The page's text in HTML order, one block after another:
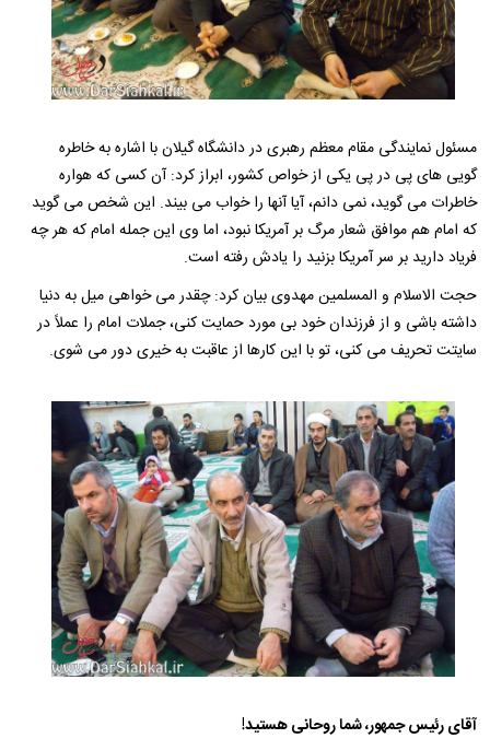
مسئول نمایندگی مقام معظم رهبری در دانشگاه گیلان با اشاره به خاطره
گویی های پی در پی یکی از خواص کشور، ابراز کرد: آن کسی که هواره
خاطرات می گوید، نمی دانم، آیا آنها را خواب می بیند. این شخص می گوید
که امام هم موافق شعار مرگ بر آمریکا نبود، اما وی این جمله امام که هر چه
فریاد دارید بر سر آمریکا بزنید را یادش رفته است.
حجت الاسلام و المسلمین مهدوی بیان کرد: چقدر می خواهی میل به دنیا
داشته باشی و از فرزندان خود بی مورد حمایت کنی، جملات امام را عملاً در
سایتت تحریف می کنی، تو با این کارها از عاقبت به خیری دور می شوی.
آقای رئیس جمهور، شما روحانی هستید!